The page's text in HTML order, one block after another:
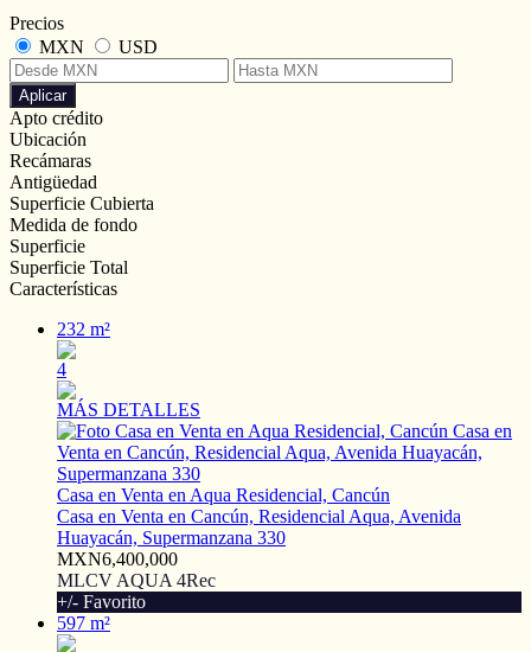
Precios
MXN
USD
Aplicar
Apto crédito
Ubicación
Recámaras
Antigüedad
Superficie Cubierta
Medida de fondo
Superficie
Superficie Total
Características
232 m²
4
MÁS DETALLES
Casa en Venta en Aqua Residencial, Cancún
Casa en Venta en Cancún, Residencial Aqua, Avenida
Huayacán, Supermanzana 330
MXN6,400,000
MLCV AQUA 4Rec
+/- Favorito
597 m²